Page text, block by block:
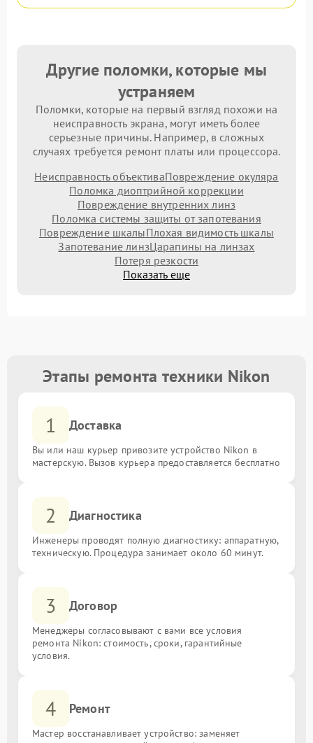
Другие поломки, которые мы
устраняем
Поломки, которые на первый взгляд похожи на
неисправность экрана, могут иметь более
серьезные причины. Например, в сложных
случаях требуется ремонт платы или процессора.
Неисправность объективаПовреждение окуляра
Поломка диоптрийной коррекции
Повреждение внутренних линз
Поломка системы защиты от запотевания
Повреждение шкалыПлохая видимость шкалы
Запотевание линзЦарапины на линзах
Потеря резкости
Показать еще
Этапы ремонта техники Nikon
1 Доставка
Вы или наш курьер привозите устройство Nikon в
мастерскую. Вызов курьера предоставляется бесплатно
2 Диагностика
Инженеры проводят полную диагностику: аппаратную,
техническую. Процедура занимает около 60 минут.
3 Договор
Менеджеры согласовывают с вами все условия
ремонта Nikon: стоимость, сроки, гарантийные
условия.
4 Ремонт
Мастер восстанавливает устройство: заменяет